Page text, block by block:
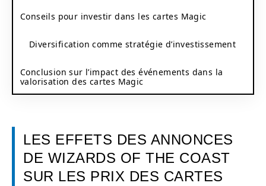
Conseils pour investir dans les cartes Magic
Diversification comme stratégie d’investissement
Conclusion sur l’impact des événements dans la
valorisation des cartes Magic
LES EFFETS DES ANNONCES
DE WIZARDS OF THE COAST
SUR LES PRIX DES CARTES